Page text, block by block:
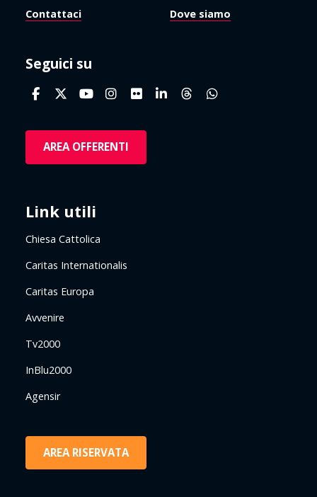
Contattaci Dove siamo
Seguici su
AREA OFFERENTI
Link utili
Chiesa Cattolica
Caritas Internationalis
Caritas Europa
Avvenire
Tv2000
InBlu2000
Agensir
AREA RISERVATA